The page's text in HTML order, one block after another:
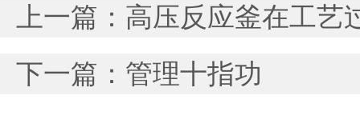
上一篇： 高压反应釜在工艺
下一篇： 管理十指功